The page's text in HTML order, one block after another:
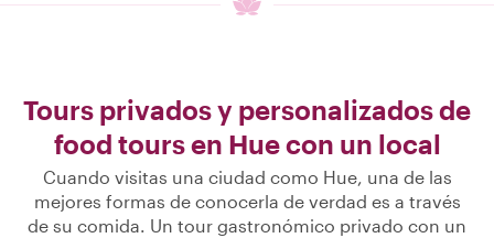
Tours privados y personalizados de
food tours en Hue con un local
Cuando visitas una ciudad como Hue, una de las
mejores formas de conocerla de verdad es a través
de su comida. Un tour gastronómico privado con un